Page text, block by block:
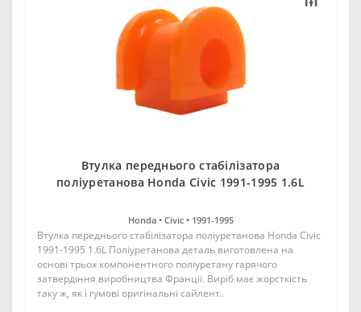
Втулка переднього стабілізатора
поліуретанова Honda Civic 1991-1995 1.6L
Honda • Civic • 1991-1995
Втулка переднього стабілізатора поліуретанова Honda Civic
1991-1995 1.6L Поліуретанова деталь виготовлена на
основі трьох компонентного поліуретану гарячого
затвердіння виробництва Франції. Виріб має жорсткість
таку ж, як і гумові оригінальні сайлент..